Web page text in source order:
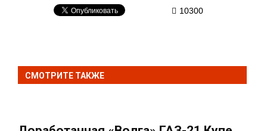
10300
СМОТРИТЕ ТАКЖЕ